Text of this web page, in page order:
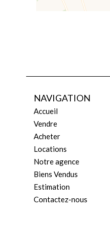
NAVIGATION
Accueil
Vendre
Acheter
Locations
Notre agence
Biens Vendus
Estimation
Contactez-nous